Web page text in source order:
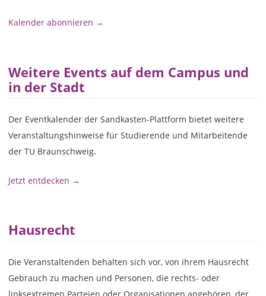
Kalender abonnieren →
Weitere Events auf dem Campus und
in der Stadt
Der Eventkalender der Sandkasten-Plattform bietet weitere
Veranstaltungshinweise für Studierende und Mitarbeitende
der TU Braunschweig.
Jetzt entdecken →
Hausrecht
Die Veranstaltenden behalten sich vor, von ihrem Hausrecht
Gebrauch zu machen und Personen, die rechts- oder